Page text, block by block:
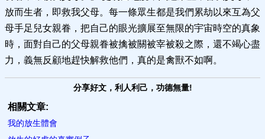
放而生者，即救我父母。每一條眾生都是我們累劫以來互為父
母手足兒女親眷，把自己的眼光擴展至無限的宇宙時空的真象
時，面對自己的父母親眷被擒被關被宰被殺之際，還不竭心盡
力，義無反顧地趕快解救他們，真的是禽獸不如啊。
分享好文，利人利己，功德無量!
相關文章:
我的放生體會